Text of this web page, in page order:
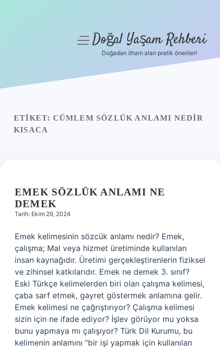
Yasal Uyarı
menüyüDoğal Yaşam Rehberi
Doğadan ilham alan pratik öneriler!
ETIKET: CÜMLEM SÖZLÜK ANLAMI NEDIR
KISACA
EMEK SÖZLÜK ANLAMI NE
DEMEK
Tarih: Ekim 29, 2024
Emek kelimesinin sözcük anlamı nedir? Emek,
çalışma; Mal veya hizmet üretiminde kullanılan
insan kaynağıdır. Üretimi gerçekleştirenlerin fiziksel
ve zihinsel katkılarıdır. Emek ne demek 3. sınıf?
Eski Türkçe kelimelerden biri olan çalışma kelimesi,
çaba sarf etmek, gayret göstermek anlamına gelir.
Emek kelimesi ne çağrıştırıyor? Çalışma kelimesi
sizin için ne ifade ediyor? İşlev görüyor mu yoksa
bunu yapmaya mı çalışıyor? Türk Dil Kurumu, bu
kelimenin anlamını “bir işi yapmak için kullanılan